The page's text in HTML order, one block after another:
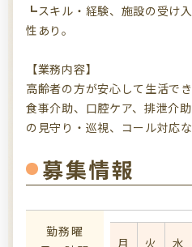
┗スキル・経験、施設の受け
性あり。
【業務内容】
高齢者の方が安心して生活で
食事介助、口腔ケア、排泄介
の見守り・巡視、コール対応
募集情報
勤務曜
月 火 水